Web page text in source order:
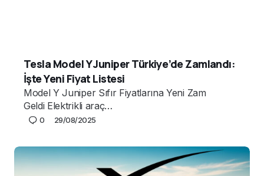
Tesla Model Y Juniper Türkiye’de Zamlandı:
İşte Yeni Fiyat Listesi
Model Y Juniper Sıfır Fiyatlarına Yeni Zam
Geldi Elektrikli araç…
0 29/08/2025